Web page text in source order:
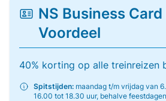
NS Business Card
Voordeel
40% korting op alle treinreizen
Spitstijden: maandag t/m vrijdag van
16.00 tot 18.30 uur, behalve feestdagen